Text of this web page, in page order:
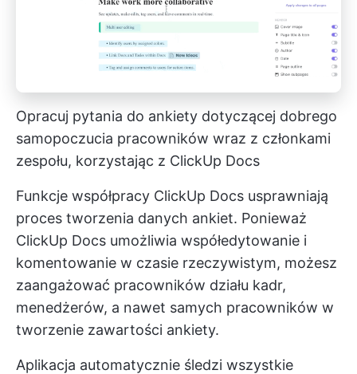
Opracuj pytania do ankiety dotyczącej dobrego
samopoczucia pracowników wraz z członkami
zespołu, korzystając z ClickUp Docs
Funkcje współpracy ClickUp Docs usprawniają
proces tworzenia danych ankiet. Ponieważ
ClickUp Docs umożliwia współedytowanie i
komentowanie w czasie rzeczywistym, możesz
zaangażować pracowników działu kadr,
menedżerów, a nawet samych pracowników w
tworzenie zawartości ankiety.
Aplikacja automatycznie śledzi wszystkie